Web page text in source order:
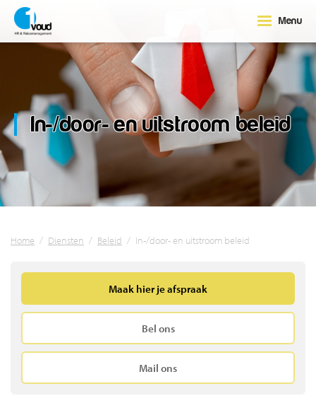
Menu
In-/door- en uitstroom beleid
Home / Diensten / Beleid / In-/door- en uitstroom beleid
Maak hier je afspraak
Bel ons
Mail ons